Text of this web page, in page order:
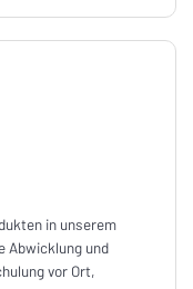
in unserem
Abwicklung und
vor Ort,